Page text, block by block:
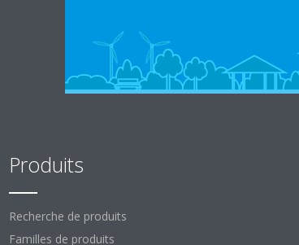
Produits
Recherche de produits
Familles de produits